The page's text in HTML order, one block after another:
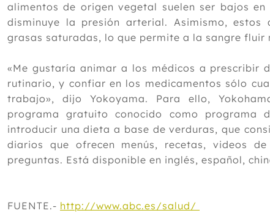
alimentos de origen vegetal suelen ser bajos
disminuye la presión arterial. Asimismo,
grasas saturadas, lo que permite a la sangre fluir
«Me gustaría animar a los médicos a prescribir
rutinario, y confiar en los medicamentos sólo
trabajo», dijo Yokoyama. Para ello,
programa gratuito conocido como programa
introducir una dieta a base de verduras, que
diarios que ofrecen menús, recetas, videos
preguntas. Está disponible en inglés, español,
FUENTE.- http://www.abc.es/salud/